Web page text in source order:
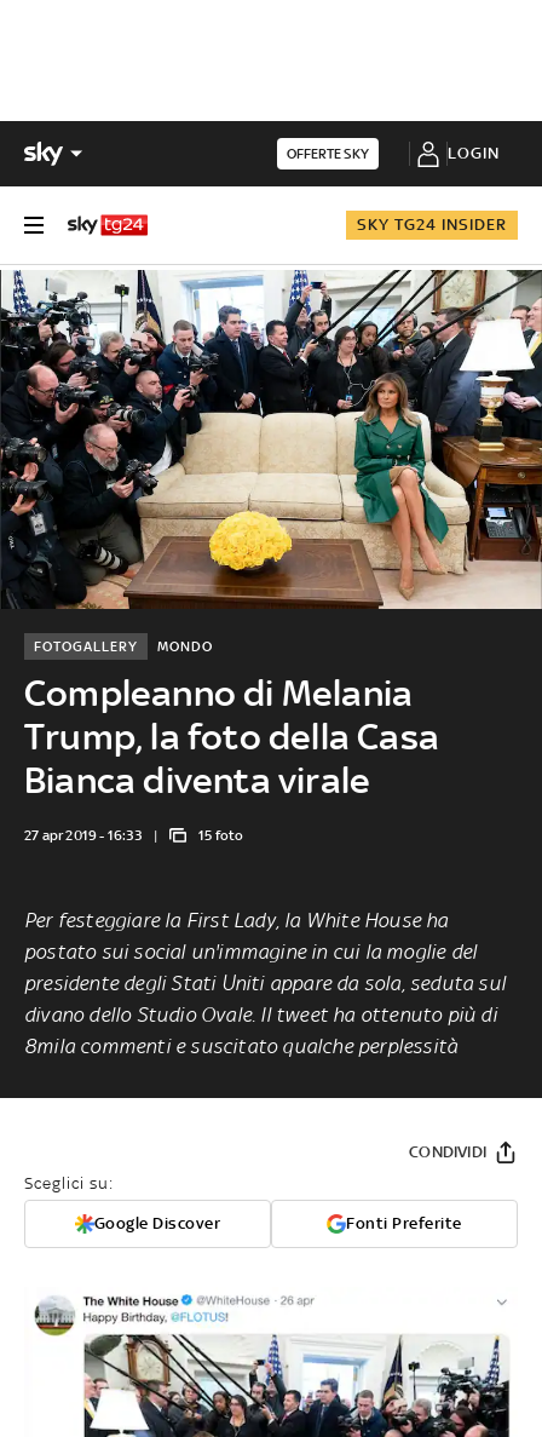
OFFERTE SKY LOGIN
SKY TG24 INSIDER
Compleanno di Melania
Trump, la foto della Casa
Bianca diventa virale
MONDO
FOTOGALLERY
27 apr 2019 - 16:33 15 foto
Per festeggiare la First Lady, la White House ha
postato sui social un'immagine in cui la moglie del
presidente degli Stati Uniti appare da sola, seduta sul
divano dello Studio Ovale. Il tweet ha ottenuto più di
8mila commenti e suscitato qualche perplessità
Sceglici su:
Google Discover Fonti Preferite
CONDIVIDI